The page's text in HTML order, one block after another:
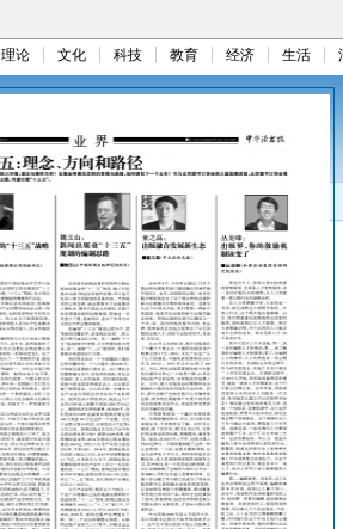
理论 文化 科技 教育 经济 生活